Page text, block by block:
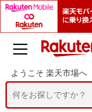
ようこそ 楽天市場へ